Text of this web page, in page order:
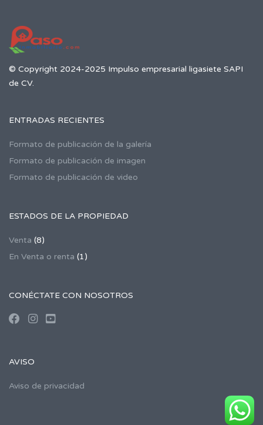
© Copyright 2024-2025 Impulso empresarial ligasiete SAPI
de CV.
ENTRADAS RECIENTES
Formato de publicación de la galería
Formato de publicación de imagen
Formato de publicación de video
ESTADOS DE LA PROPIEDAD
Venta (8)
En Venta o renta (1)
CONÉCTATE CON NOSOTROS
AVISO
Aviso de privacidad